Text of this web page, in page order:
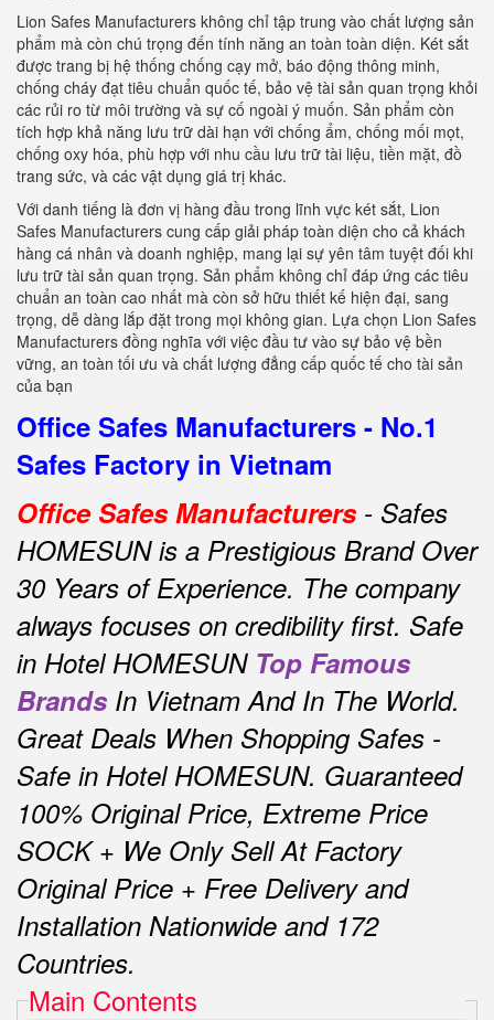
Lion Safes Manufacturers không chỉ tập trung vào chất lượng sản
phẩm mà còn chú trọng đến tính năng an toàn toàn diện. Két sắt
được trang bị hệ thống chống cạy mở, báo động thông minh,
chống cháy đạt tiêu chuẩn quốc tế, bảo vệ tài sản quan trọng khỏi
các rủi ro từ môi trường và sự cố ngoài ý muốn. Sản phẩm còn
tích hợp khả năng lưu trữ dài hạn với chống ẩm, chống mối mọt,
chống oxy hóa, phù hợp với nhu cầu lưu trữ tài liệu, tiền mặt, đồ
trang sức, và các vật dụng giá trị khác.
Với danh tiếng là đơn vị hàng đầu trong lĩnh vực két sắt, Lion
Safes Manufacturers cung cấp giải pháp toàn diện cho cả khách
hàng cá nhân và doanh nghiệp, mang lại sự yên tâm tuyệt đối khi
lưu trữ tài sản quan trọng. Sản phẩm không chỉ đáp ứng các tiêu
chuẩn an toàn cao nhất mà còn sở hữu thiết kế hiện đại, sang
trọng, dễ dàng lắp đặt trong mọi không gian. Lựa chọn Lion Safes
Manufacturers đồng nghĩa với việc đầu tư vào sự bảo vệ bền
vững, an toàn tối ưu và chất lượng đẳng cấp quốc tế cho tài sản
của bạn
Office Safes Manufacturers - No.1
Safes Factory in Vietnam
Office Safes Manufacturers - Safes
HOMESUN is a Prestigious Brand Over
30 Years of Experience. The company
always focuses on credibility first. Safe
in Hotel HOMESUN Top Famous
Brands In Vietnam And In The World.
Great Deals When Shopping Safes -
Safe in Hotel HOMESUN. Guaranteed
100% Original Price, Extreme Price
SOCK + We Only Sell At Factory
Original Price + Free Delivery and
Installation Nationwide and 172
Countries.
Main Contents